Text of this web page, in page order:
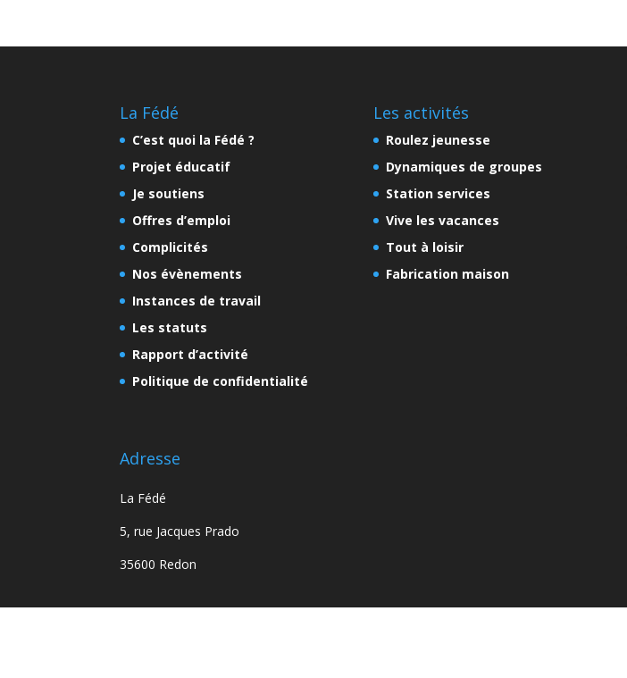
La Fédé
C’est quoi la Fédé ?
Projet éducatif
Je soutiens
Offres d’emploi
Complicités
Nos évènements
Instances de travail
Les statuts
Rapport d’activité
Politique de confidentialité
Adresse
La Fédé
5, rue Jacques Prado
35600 Redon
Les activités
Roulez jeunesse
Dynamiques de groupes
Station services
Vive les vacances
Tout à loisir
Fabrication maison